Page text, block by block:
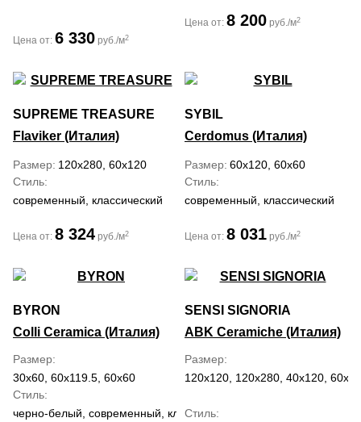
Цена от: 6 330 руб./м2
Цена от: 8 200 руб./м2
SUPREME TREASURE
Flaviker (Италия)
Размер 120x280, 60x120
Стиль
современный, классический
Цена от: 8 324 руб./м2
SYBIL
Cerdomus (Италия)
Размер 60x120, 60x60
Стиль
современный, классический
Цена от: 8 031 руб./м2
BYRON
Colli Ceramica (Италия)
Размер
30x60, 60x119.5, 60x60
Стиль
черно-белый, современный, классический
SENSI SIGNORIA
ABK Ceramiche (Италия)
Размер
120x120, 120x280, 40x120,
Стиль